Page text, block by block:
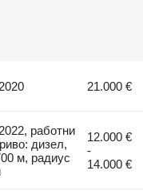
21.000 €
работни
дизел,
м, радиус
12.000 €
-
14.000 €